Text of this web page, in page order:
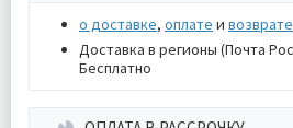
о доставке, оплате и возврате
Доставка в регионы (Почта
Бесплатно